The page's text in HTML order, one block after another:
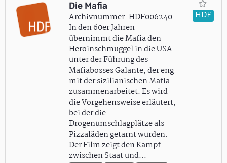
Die Mafia
Archivnummer: HDF006240
In den 60er Jahren
übernimmt die Mafia den
Heroinschmuggel in die USA
unter der Führung des
Mafiabosses Galante, der eng
mit der sizilianischen Mafia
zusammenarbeitet. Es wird
die Vorgehensweise erläutert,
bei der die
Drogenumschlagplätze als
Pizzaläden getarnt wurden.
Der Film zeigt den Kampf
zwischen Staat und…
HDF